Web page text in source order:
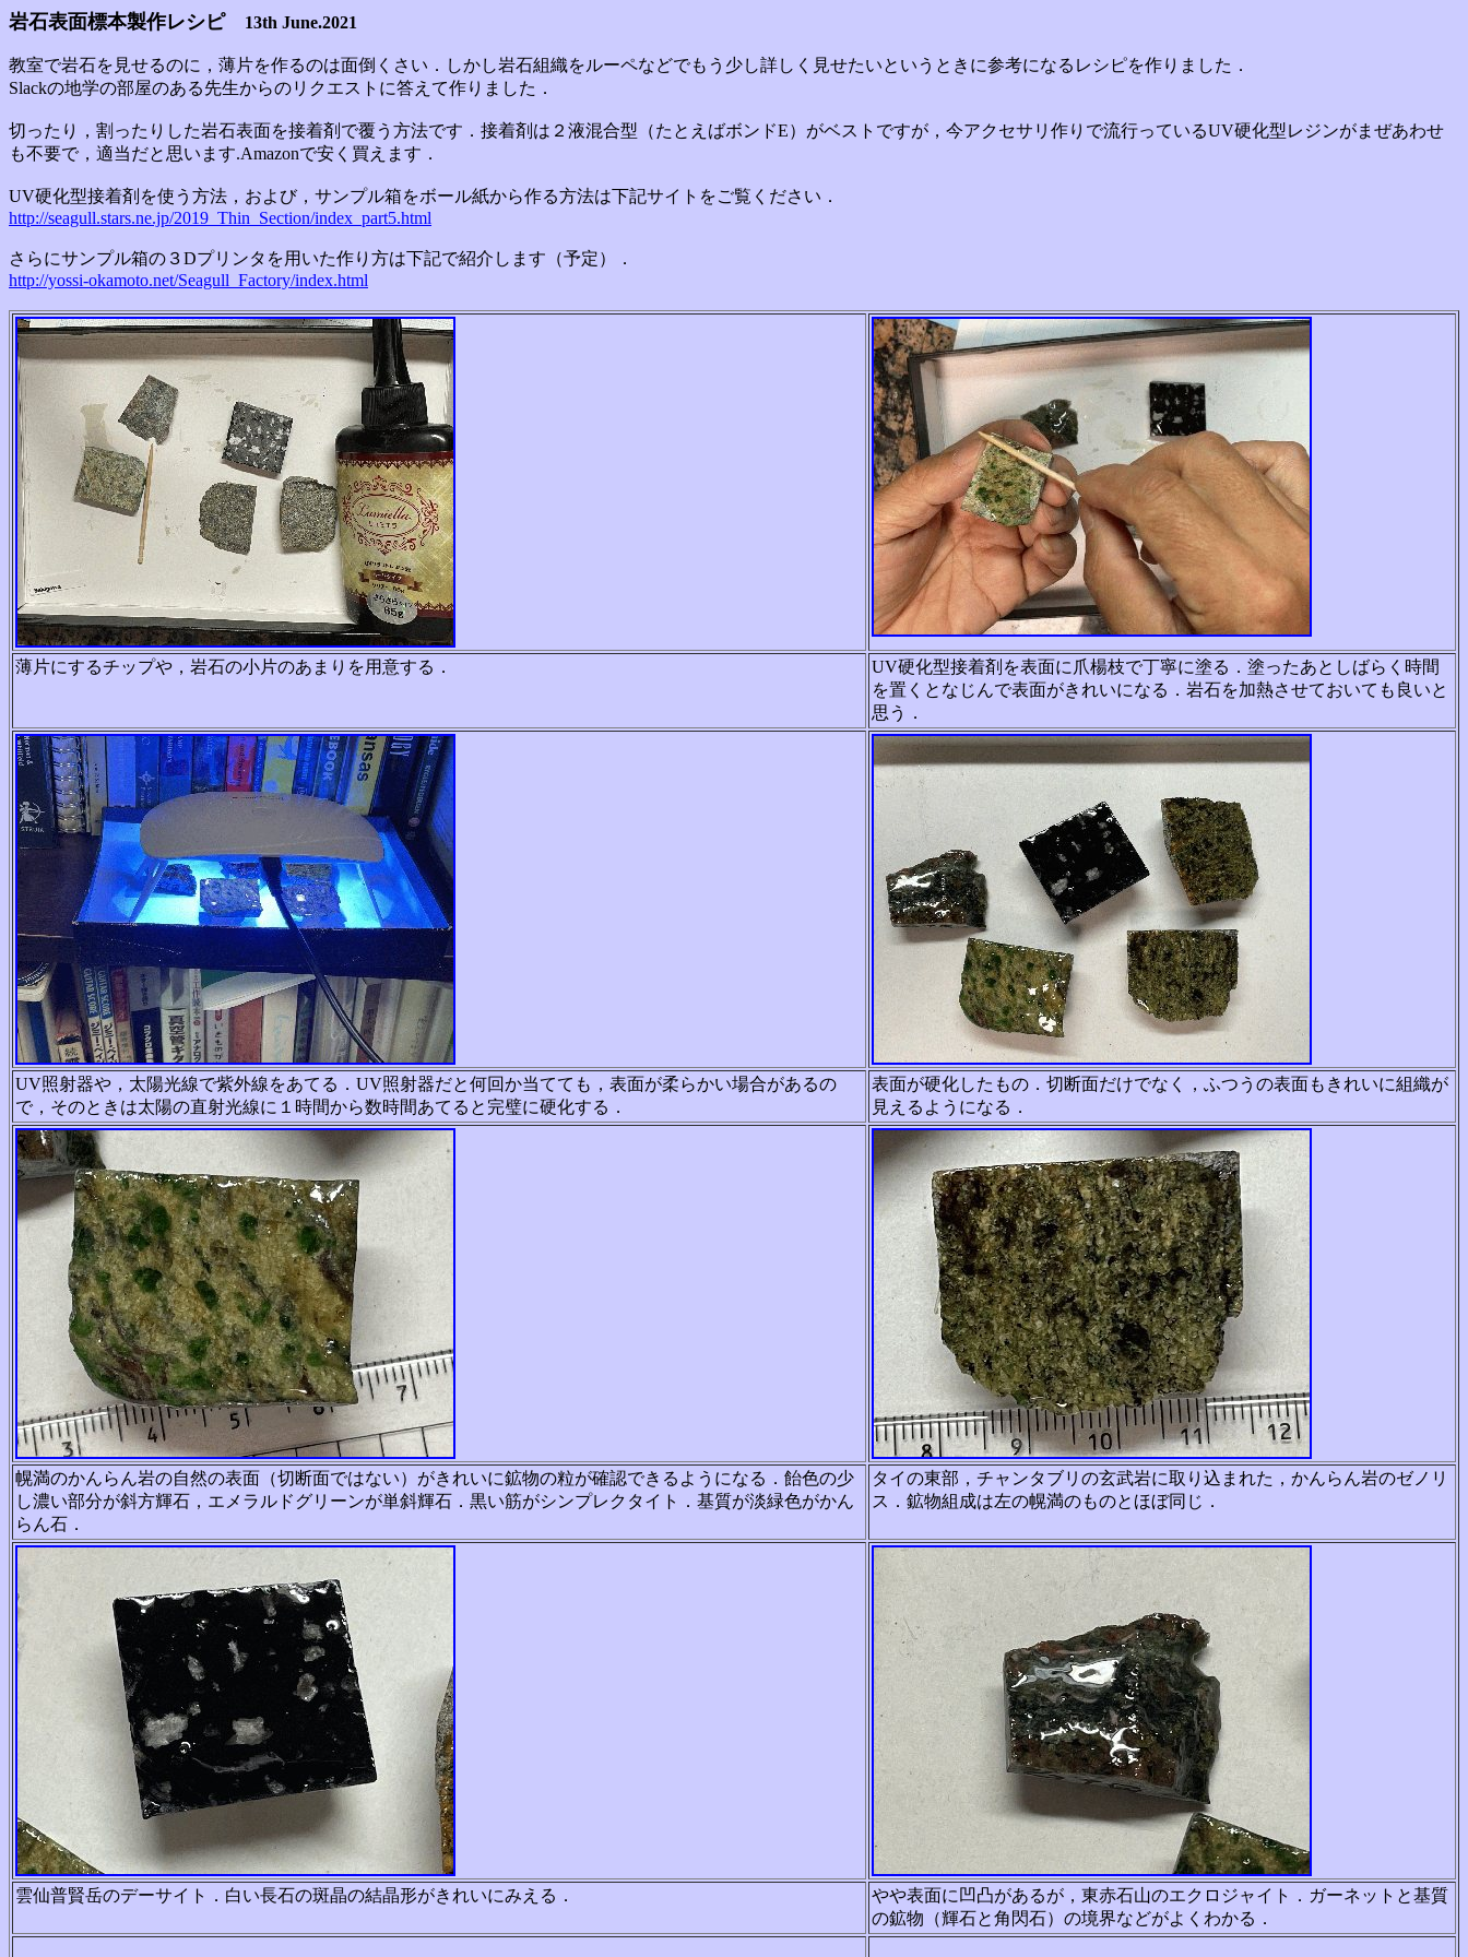
岩石表面標本製作レシピ 13th June.2021
教室で岩石を見せるのに，薄片を作るのは面倒くさい．しかし岩石組織をルーペなどでもう少し詳しく見せたいというときに参考になるレシピを作りました．
Slackの地学の部屋のある先生からのリクエストに答えて作りました．
切ったり，割ったりした岩石表面を接着剤で覆う方法です．接着剤は２液混合型（たとえばボンドE）がベストですが，今アクセサリ作りで流行っているUV硬化型レジンがまぜあわせ
も不要で，適当だと思います.Amazonで安く買えます．
UV硬化型接着剤を使う方法，および，サンプル箱をボール紙から作る方法は下記サイトをご覧ください．
http://seagull.stars.ne.jp/2019_Thin_Section/index_part5.html
さらにサンプル箱の３Dプリンタを用いた作り方は下記で紹介します（予定）．
http://yossi-okamoto.net/Seagull_Factory/index.html
薄片にするチップや，岩石の小片のあまりを用意する．
UV硬化型接着剤を表面に爪楊枝で丁寧に塗る．塗ったあとしばらく時間
を置くとなじんで表面がきれいになる．岩石を加熱させておいても良いと
思う．
UV照射器や，太陽光線で紫外線をあてる．UV照射器だと何回か当てても，表面が柔らかい場合があるの
で，そのときは太陽の直射光線に１時間から数時間あてると完璧に硬化する．
表面が硬化したもの．切断面だけでなく，ふつうの表面もきれいに組織が
見えるようになる．
幌満のかんらん岩の自然の表面（切断面ではない）がきれいに鉱物の粒が確認できるようになる．飴色の少
し濃い部分が斜方輝石，エメラルドグリーンが単斜輝石．黒い筋がシンプレクタイト．基質が淡緑色がかん
らん石．
タイの東部，チャンタブリの玄武岩に取り込まれた，かんらん岩のゼノリ
ス．鉱物組成は左の幌満のものとほぼ同じ．
雲仙普賢岳のデーサイト．白い長石の斑晶の結晶形がきれいにみえる．
やや表面に凹凸があるが，東赤石山のエクロジャイト．ガーネットと基質
の鉱物（輝石と角閃石）の境界などがよくわかる．